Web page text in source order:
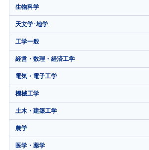
生物科学
天文学･地学
工学一般
経営・数理・経済工学
電気・電子工学
機械工学
土木・建築工学
農学
医学・薬学